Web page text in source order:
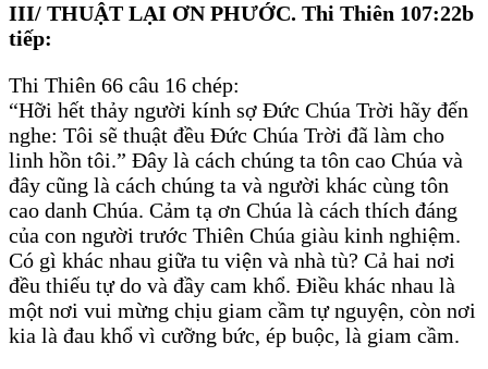
III/ THUẬT LẠI ƠN PHƯỚC. Thi Thiên 107:22b
tiếp:
Thi Thiên 66 câu 16 chép:
“Hỡi hết thảy người kính sợ Đức Chúa Trời hãy đến
nghe: Tôi sẽ thuật đều Đức Chúa Trời đã làm cho
linh hồn tôi.” Đây là cách chúng ta tôn cao Chúa và
đây cũng là cách chúng ta và người khác cùng tôn
cao danh Chúa. Cảm tạ ơn Chúa là cách thích đáng
của con người trước Thiên Chúa giàu kinh nghiệm.
Có gì khác nhau giữa tu viện và nhà tù? Cả hai nơi
đều thiếu tự do và đầy cam khổ. Điều khác nhau là
một nơi vui mừng chịu giam cầm tự nguyện, còn nơi
kia là đau khổ vì cưỡng bức, ép buộc, là giam cầm.